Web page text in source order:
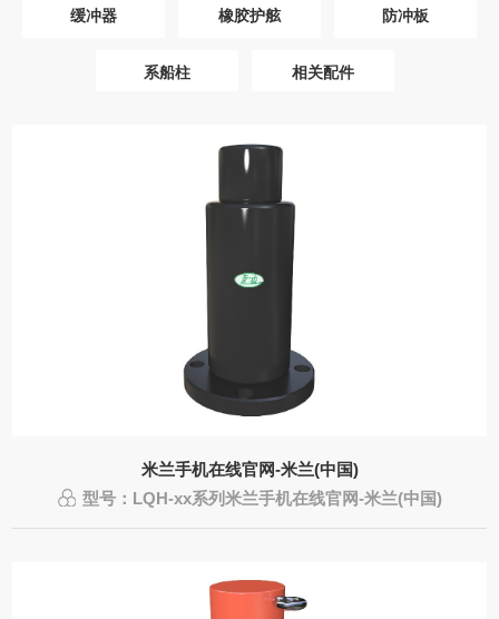
缓冲器 橡胶护舷 防冲板
系船柱 相关配件
米兰手机在线官网-米兰(中国)
型号：LQH-xx系列米兰手机在线官网-米兰(中国)